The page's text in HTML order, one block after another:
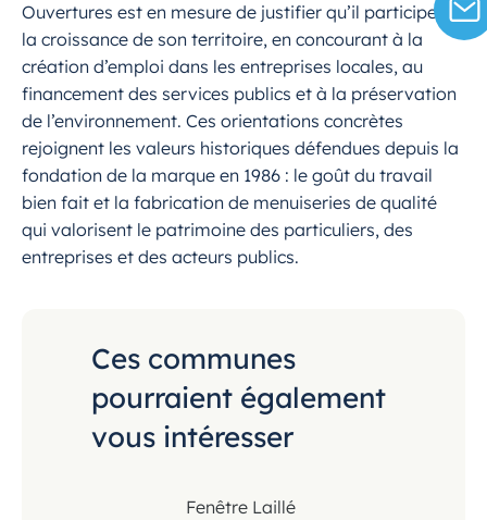
Ouvertures est en mesure de justifier qu’il participe à
la croissance de son territoire, en concourant à la
création d’emploi dans les entreprises locales, au
financement des services publics et à la préservation
de l’environnement. Ces orientations concrètes
rejoignent les valeurs historiques défendues depuis la
fondation de la marque en 1986 : le goût du travail
bien fait et la fabrication de menuiseries de qualité
qui valorisent le patrimoine des particuliers, des
entreprises et des acteurs publics.
Ces communes
pourraient également
vous intéresser
Fenêtre Laillé